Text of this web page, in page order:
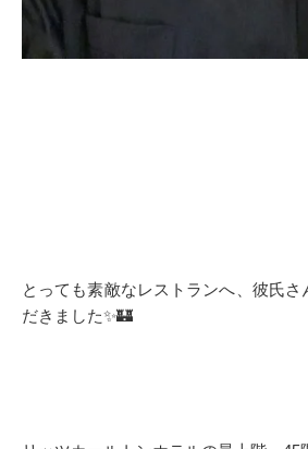
とっても素敵なレストランへ、彼氏さ
だきました✨🏰